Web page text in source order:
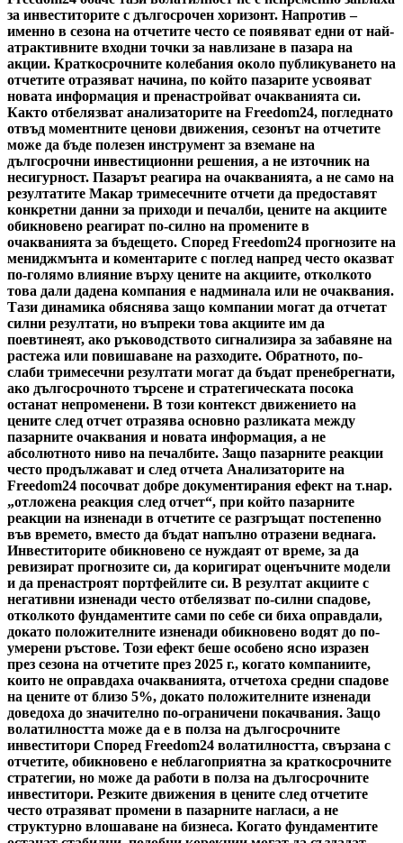
за инвеститорите с дългосрочен хоризонт. Напротив –
именно в сезона на отчетите често се появяват едни от най-
атрактивните входни точки за навлизане в пазара на
акции. Краткосрочните колебания около публикуването на
отчетите отразяват начина, по който пазарите усвояват
новата информация и пренастройват очакванията си.
Както отбелязват анализаторите на Freedom24, погледнато
отвъд моментните ценови движения, сезонът на отчетите
може да бъде полезен инструмент за вземане на
дългосрочни инвестиционни решения, а не източник на
несигурност. Пазарът реагира на очакванията, а не само на
резултатите Макар тримесечните отчети да предоставят
конкретни данни за приходи и печалби, цените на акциите
обикновено реагират по-силно на промените в
очакванията за бъдещето. Според Freedom24 прогнозите на
мениджмънта и коментарите с поглед напред често оказват
по-голямо влияние върху цените на акциите, отколкото
това дали дадена компания е надминала или не очаквания.
Тази динамика обяснява защо компании могат да отчетат
силни резултати, но въпреки това акциите им да
поевтинеят, ако ръководството сигнализира за забавяне на
растежа или повишаване на разходите. Обратното, по-
слаби тримесечни резултати могат да бъдат пренебрегнати,
ако дългосрочното търсене и стратегическата посока
останат непроменени. В този контекст движението на
цените след отчет отразява основно разликата между
пазарните очаквания и новата информация, а не
абсолютното ниво на печалбите. Защо пазарните реакции
често продължават и след отчета Анализаторите на
Freedom24 посочват добре документирания ефект на т.нар.
„отложена реакция след отчет“, при който пазарните
реакции на изненади в отчетите се разгръщат постепенно
във времето, вместо да бъдат напълно отразени веднага.
Инвеститорите обикновено се нуждаят от време, за да
ревизират прогнозите си, да коригират оценъчните модели
и да пренастроят портфейлите си. В резултат акциите с
негативни изненади често отбелязват по-силни спадове,
отколкото фундаментите сами по себе си биха оправдали,
докато положителните изненади обикновено водят до по-
умерени ръстове. Този ефект беше особено ясно изразен
през сезона на отчетите през 2025 г., когато компаниите,
които не оправдаха очакванията, отчетоха средни спадове
на цените от близо 5%, докато положителните изненади
доведоха до значително по-ограничени покачвания. Защо
волатилността може да е в полза на дългосрочните
инвеститори Според Freedom24 волатилността, свързана с
отчетите, обикновено е неблагоприятна за краткосрочните
стратегии, но може да работи в полза на дългосрочните
инвеститори. Резките движения в цените след отчетите
често отразяват промени в пазарните нагласи, а не
структурно влошаване на бизнеса. Когато фундаментите